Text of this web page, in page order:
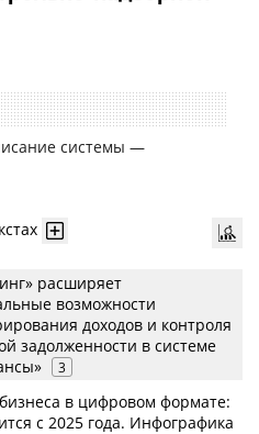
системы —
расширяет
возможности
доходов и контроля
задолженности в системе
3
в цифровом формате:
с 2025 года. Инфографика